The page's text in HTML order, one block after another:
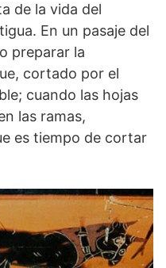
de la vida del
En un pasaje del
preparar la
cortado por el
cuando las hojas
las ramas,
es tiempo de cortar